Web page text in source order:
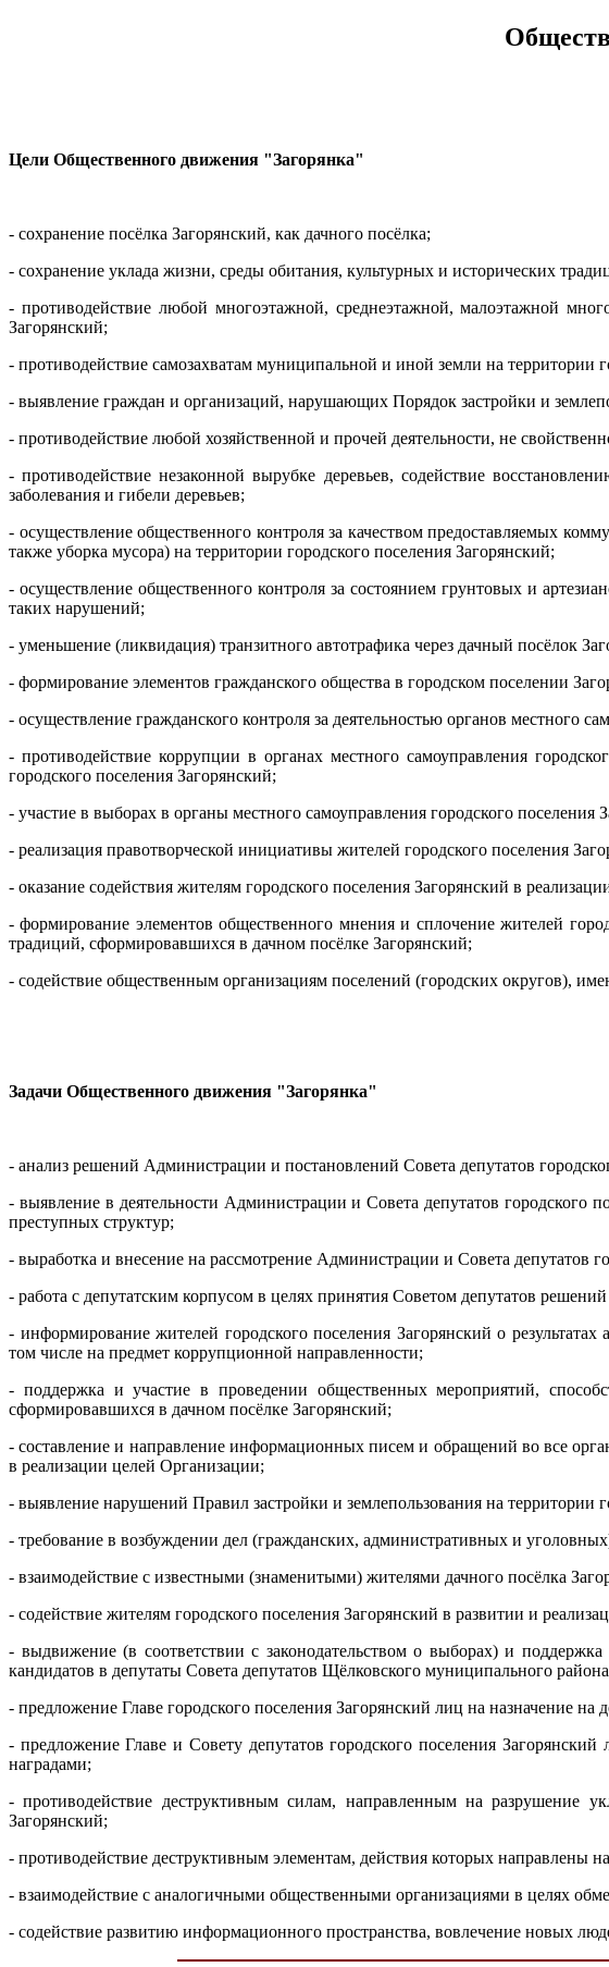
Цели Общественного движения "Загорянка"
- сохранение посёлка Загорянский, как дачного посёлка;
- сохранение уклада жизни, среды обитания, культурных и исторических
- противодействие любой многоэтажной, среднеэтажной, малоэтажной
Загорянский;
- противодействие самозахватам муниципальной и иной земли на территории
- выявление граждан и организаций, нарушающих Порядок застройки и
- противодействие любой хозяйственной и прочей деятельности, не
- противодействие незаконной вырубке деревьев, содействие
заболевания и гибели деревьев;
- осуществление общественного контроля за качеством предоставляемых
также уборка мусора) на территории городского поселения Загорянский;
- осуществление общественного контроля за состоянием грунтовых и
таких нарушений;
- уменьшение (ликвидация) транзитного автотрафика через дачный посёлок
- формирование элементов гражданского общества в городском поселении
- осуществление гражданского контроля за деятельностью органов местного
- противодействие коррупции в органах местного самоуправления
городского поселения Загорянский;
- участие в выборах в органы местного самоуправления городского
- реализация правотворческой инициативы жителей городского поселения
- оказание содействия жителям городского поселения Загорянский в
- формирование элементов общественного мнения и сплочение жителей
традиций, сформировавшихся в дачном посёлке Загорянский;
- содействие общественным организациям поселений (городских округов),
Задачи Общественного движения "Загорянка"
- анализ решений Администрации и постановлений Совета депутатов
- выявление в деятельности Администрации и Совета депутатов городского
преступных структур;
- выработка и внесение на рассмотрение Администрации и Совета депутатов
- работа с депутатским корпусом в целях принятия Советом депутатов
- информирование жителей городского поселения Загорянский о
том числе на предмет коррупционной направленности;
- поддержка и участие в проведении общественных мероприятий,
сформировавшихся в дачном посёлке Загорянский;
- составление и направление информационных писем и обращений во все
в реализации целей Организации;
- выявление нарушений Правил застройки и землепользования на территории
- требование в возбуждении дел (гражданских, административных и
- взаимодействие с известными (знаменитыми) жителями дачного посёлка
- содействие жителям городского поселения Загорянский в развитии и
- выдвижение (в соответствии с законодательством о выборах) и
кандидатов в депутаты Совета депутатов Щёлковского муниципального
- предложение Главе городского поселения Загорянский лиц на назначение
- предложение Главе и Совету депутатов городского поселения
наградами;
- противодействие деструктивным силам, направленным на разрушение
Загорянский;
- противодействие деструктивным элементам, действия которых направлены
- взаимодействие с аналогичными общественными организациями в целях
- содействие развитию информационного пространства, вовлечение новых